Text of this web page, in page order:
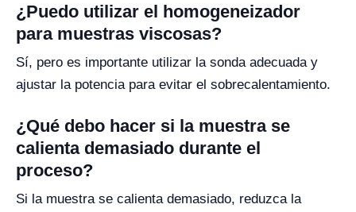
¿Puedo utilizar el homogeneizador
para muestras viscosas?
Sí, pero es importante utilizar la sonda adecuada y
ajustar la potencia para evitar el sobrecalentamiento.
¿Qué debo hacer si la muestra se
calienta demasiado durante el
proceso?
Si la muestra se calienta demasiado, reduzca la